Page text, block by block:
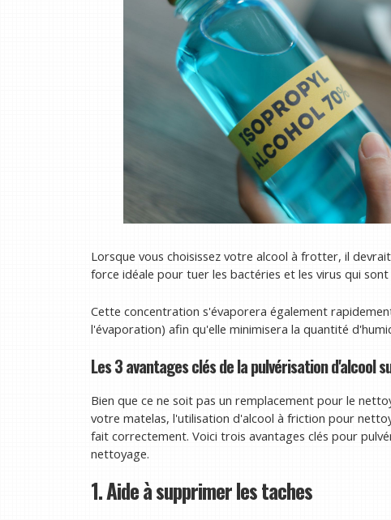
Lorsque vous choisissez votre alcool à frotter, il
force idéale pour tuer les bactéries et les virus qui
Cette concentration s'évaporera également
l'évaporation) afin qu'elle minimisera la quantité
Les 3 avantages clés de la pulvérisation d'alcool
Bien que ce ne soit pas un remplacement pour le
votre matelas, l'utilisation d'alcool à friction pour
fait correctement. Voici trois avantages clés pour
nettoyage.
1. Aide à supprimer les taches